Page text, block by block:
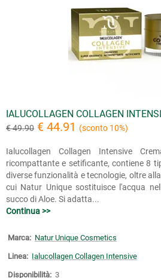
IALUCOLLAGEN COLLAGEN
€ 49.90 € 44.91 (sconto 10%)
Ialucollagen Collagen Intensive
ricompattante e setificante, contiene 8
diverse funzionalità e tecnologie, oltre
cui Natur Unique sostituisce l'acqua
succo di Aloe. Si adatta...
Continua >>
Marca: Natur Unique Cosmetics
Linea: Ialucollagen Collagen Intensive
Disponibilità: 3